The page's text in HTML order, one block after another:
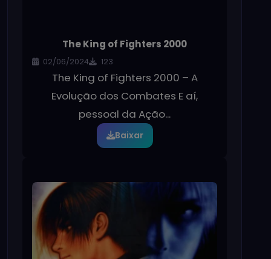
The King of Fighters 2000
02/06/2024 123
The King of Fighters 2000 – A
Evolução dos Combates E aí,
pessoal da Ação...
Baixar